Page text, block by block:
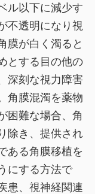
ル以下に減少す
不透明になり視
膜が白く濁ると
とする目の他の
深刻な視力障害
角膜混濁を薬物
困難な場合、角
除き、提供され
ある角膜移植を
にする方法で
患、視神経関連